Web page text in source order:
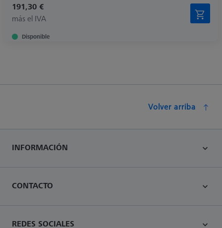
191,30 €
más el IVA
Disponible
Volver arriba
INFORMACIÓN
CONTACTO
REDES SOCIALES